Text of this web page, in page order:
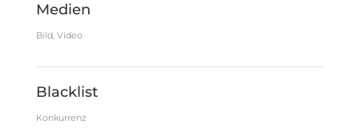
Medien
Bild, Video
Blacklist
Konkurrenz